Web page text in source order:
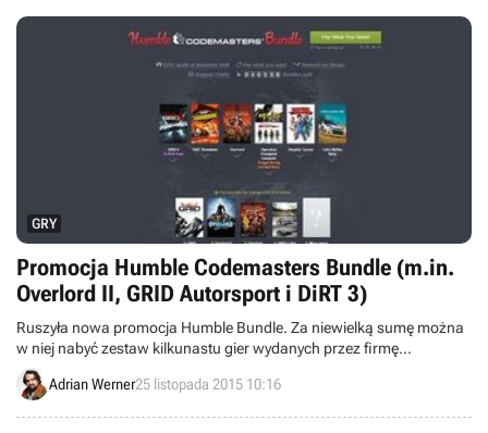
GRY
Promocja Humble Codemasters Bundle (m.in.
Overlord II, GRID Autorsport i DiRT 3)
Ruszyła nowa promocja Humble Bundle. Za niewielką sumę można
w niej nabyć zestaw kilkunastu gier wydanych przez firmę
Codemasters, w tym odsłony takich cykli jak GRID, Overlord, DiRT i
Operation Flashpoint.
Adrian Werner25 listopada 2015 10:16